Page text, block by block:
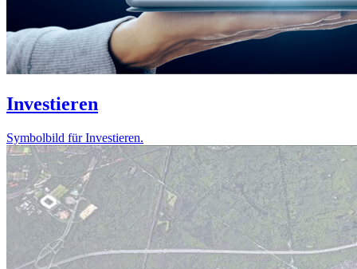
Investieren
Symbolbild für Investieren.